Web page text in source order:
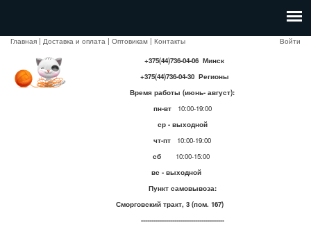
Главная | Доставка и оплата | Оптовикам | Контакты
Войти
+375(44)736-04-06 Минск
+375(44)736-04-30 Регионы
Время работы (июнь- август):
пн-вт
10:00-19:00
ср - выходной
чт-пт 10:00-19:00
сб
10:00-15:00
вс - выходной
Пункт самовывоза:
Сморговский тракт, 3 (пом. 167)
----------------------------------------